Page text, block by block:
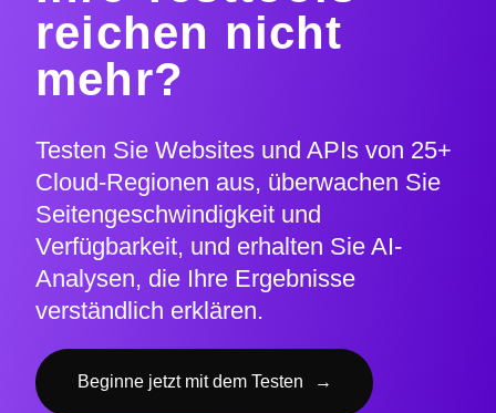
reichen nicht
mehr?
Testen Sie Websites und APIs von 25+
Cloud-Regionen aus, überwachen Sie
Seitengeschwindigkeit und
Verfügbarkeit, und erhalten Sie AI-
Analysen, die Ihre Ergebnisse
verständlich erklären.
Beginne jetzt mit dem Testen →